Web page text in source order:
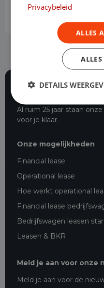
Al ruim 25 jaar staan
voor je klaar.
Onze mogelijkheden
Financial lease
Operational lease
Hoe werkt operational
Financial lease
Bedrijfswagen leasen
Leasen & BKR
Meld je aan voor onze
Meld je aan voor de
Privacybeleid
ALLES
DETAILS